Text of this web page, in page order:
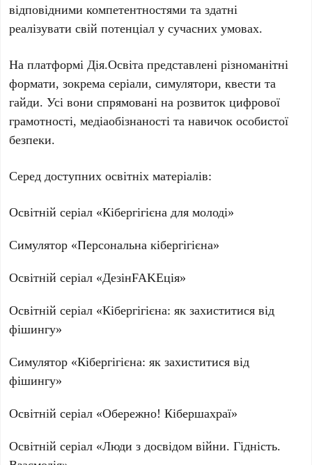
відповідними компетентностями та здатні
реалізувати свій потенціал у сучасних умовах.
На платформіДія.Освіта представлені різноманітні
формати, зокрема серіали, симулятори, квести та
гайди. Усі вони спрямовані на розвиток цифрової
грамотності, медіаобізнаності та навичок особистої
безпеки.
Серед доступних освітніх матеріалів:
Освітній серіал «Кібергігієна для молоді»
Симулятор «Персональна кібергігієна»
Освітній серіал «ДезінFAKEція»
Освітній серіал «Кібергігієна: як захиститися від
фішингу»
Симулятор «Кібергігієна: як захиститися від
фішингу»
Освітній серіал «Обережно! Кібершахраї»
Освітній серіал «Люди з досвідом війни. Гідність.